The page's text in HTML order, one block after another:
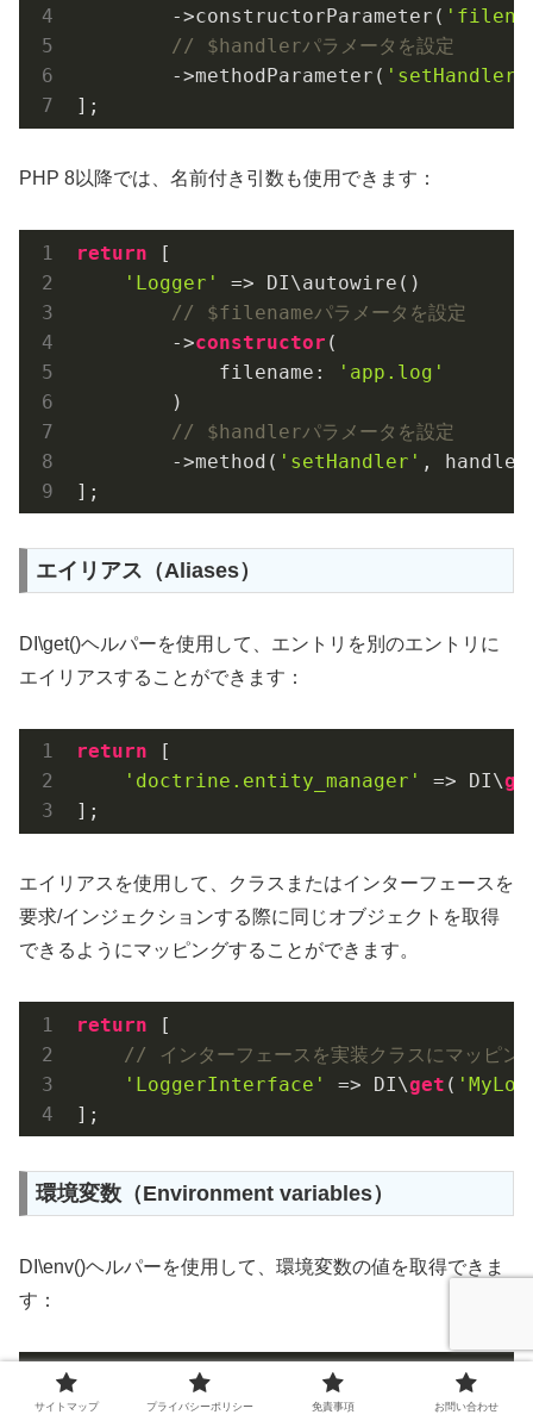
        ->constructorParameter(
// $handlerパラメータを設定
        ->methodParameter(
'setHandler'
];
PHP 8以降では、名前付き引数も使用できます：
return [
'Logger'
=> DI\autowire()
// $filenameパラメータを設定
        ->
constructor (
            filename:
'app.log'
        )
// $handlerパラメータを設定
        ->method(
'setHandler' ,
];
エイリアス（Aliases）
DI\get()ヘルパーを使用して、エントリを別のエントリに
エイリアスすることができます：
return [
'doctrine.entity_manager'
=> DI\
];
エイリアスを使用して、クラスまたはインターフェースを
要求/インジェクションする際に同じオブジェクトを取得
できるようにマッピングすることができます。
return [
// インターフェースを実装クラスにマッピン
'LoggerInterface'
=> DI\get (
];
環境変数（Environment variables）
DI\env()ヘルパーを使用して、環境変数の値を取得できま
す：
return
'db1.url' => DI\env( 'DATABASE_URL'
サイトマップ プライバシーポリシー 免責事項 お問い合わせ